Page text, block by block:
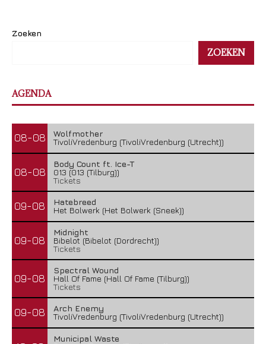
Zoeken
ZOEKEN
AGENDA
08-08
Wolfmother
TivoliVredenburg (TivoliVredenburg (Utrecht))
08-08
Body Count ft. Ice-T
013 (013 (Tilburg))
Tickets
09-08
Hatebreed
Het Bolwerk (Het Bolwerk (Sneek))
09-08
Midnight
Bibelot (Bibelot (Dordrecht))
Tickets
09-08
Spectral Wound
Hall Of Fame (Hall Of Fame (Tilburg))
Tickets
09-08
Arch Enemy
TivoliVredenburg (TivoliVredenburg (Utrecht))
Municipal Waste